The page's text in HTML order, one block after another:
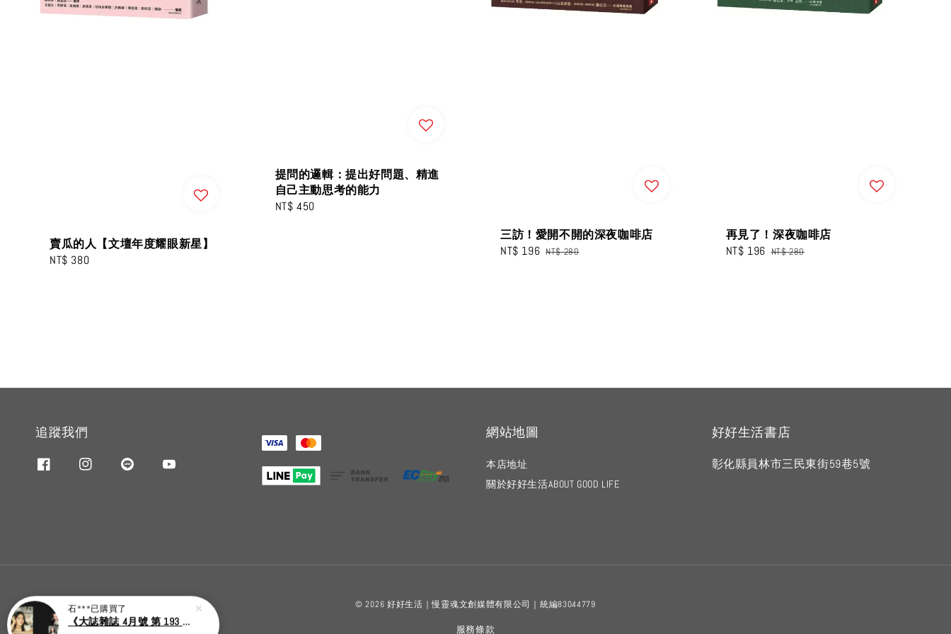
賣瓜的人【文壇年度耀眼新星】
Regular
NT$ 380
提問的邏輯：提出好問題、精進
自己主動思考的能力
Regular
NT$ 450
三訪！愛開不開的深夜咖啡店
Sale
NT$ 196 Regular
NT$ 280
再見了！深夜咖啡店
Sale
NT$ 196 Regular
NT$ 280
追蹤我們 網站地圖
本店地址
關於好好生活ABOUT GOOD LIFE
好好生活書店
彰化縣員林市三民東街59巷5號
© 2026 好好生活｜慢靈魂文創媒體有限公司｜統編83044779
服務條款
石***已購買了